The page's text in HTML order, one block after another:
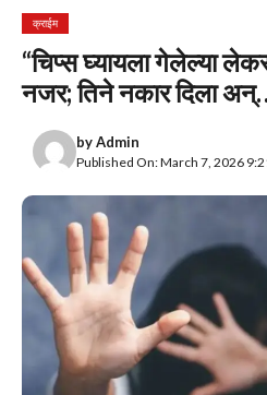
क्राईम
“चिप्स घ्यायला गेलेल्या
नजर; तिने नकार दिला
byAdmin
Published On: March 7, 2026